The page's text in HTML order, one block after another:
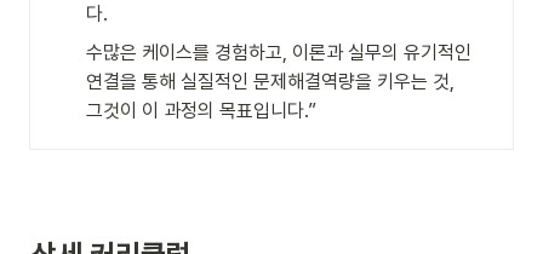
다.
수많은 케이스를 경험하고, 이론과 실무의 유기적인
연결을 통해 실질적인 문제해결역량을 키우는 것,
그것이 이 과정의 목표입니다.”